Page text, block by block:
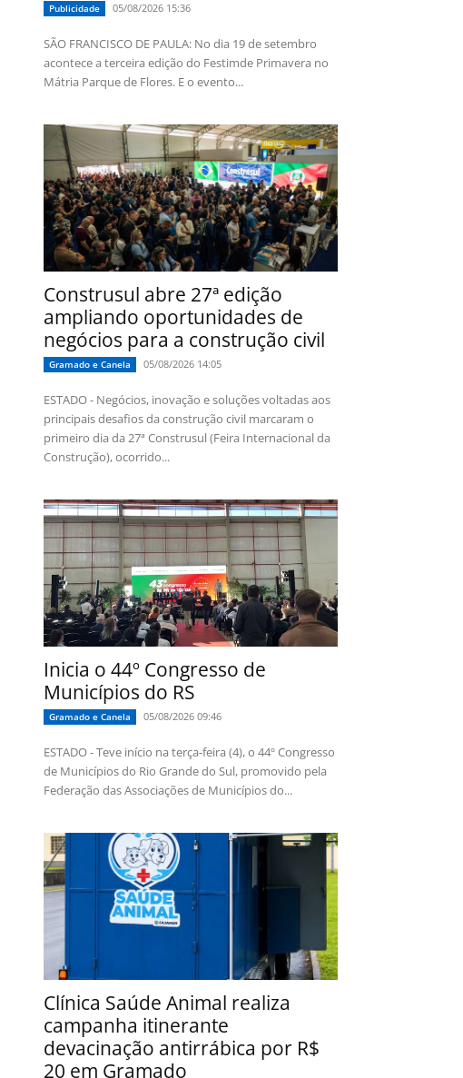
Publicidade 05/08/2026 15:36
SÃO FRANCISCO DE PAULA: No dia 19 de setembro
acontece a terceira edição do Festimde Primavera no
Mátria Parque de Flores. E o evento...
Construsul abre 27ª edição
ampliando oportunidades de
negócios para a construção civil
Gramado e Canela 05/08/2026 14:05
ESTADO - Negócios, inovação e soluções voltadas aos
principais desafios da construção civil marcaram o
primeiro dia da 27ª Construsul (Feira Internacional da
Construção), ocorrido...
Inicia o 44º Congresso de
Municípios do RS
Gramado e Canela 05/08/2026 09:46
ESTADO - Teve início na terça-feira (4), o 44º Congresso
de Municípios do Rio Grande do Sul, promovido pela
Federação das Associações de Municípios do...
Clínica Saúde Animal realiza
campanha itinerante
devacinação antirrábica por R$
20 em Gramado